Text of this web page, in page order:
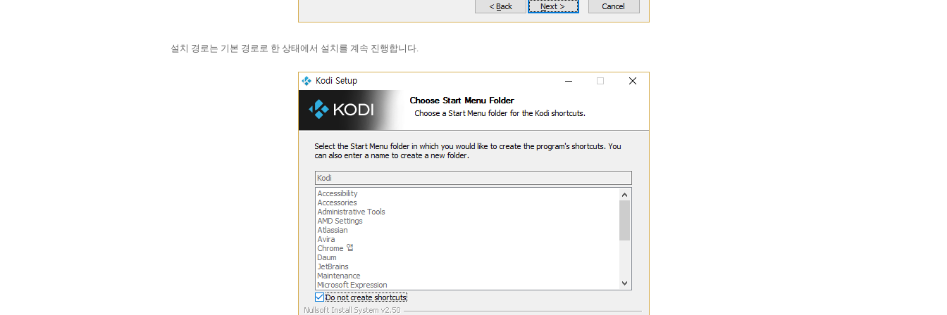
설치 경로는 기본 경로로 한 상태에서 설치를 계속 진행합니다.